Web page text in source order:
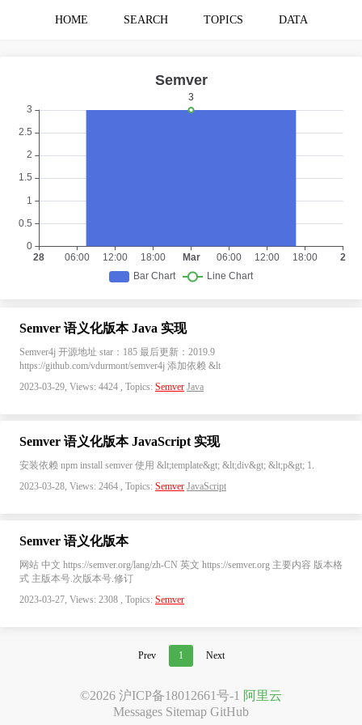
HOME SEARCH TOPICS DATA
Semver 语义化版本 Java 实现
Semver4j 开源地址 star：185 最后更新：2019.9
https://github.com/vdurmont/semver4j 添加依赖 &lt
2023-03-29, Views: 4424 , Topics: Semver Java
Semver 语义化版本 JavaScript 实现
安装依赖 npm install semver 使用 &lt;template&gt; &lt;div&gt; &lt;p&gt; 1.
2023-03-28, Views: 2464 , Topics: Semver JavaScript
Semver 语义化版本
网站 中文 https://semver.org/lang/zh-CN 英文 https://semver.org 主要内容 版本格
式 主版本号.次版本号.修订
2023-03-27, Views: 2308 , Topics: Semver
Prev 1 Next
©2026 沪ICP备18012661号-1 阿里云
Messages Sitemap GitHub